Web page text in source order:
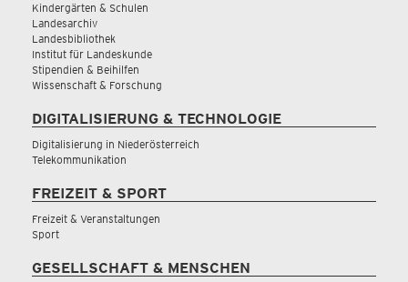
Kindergärten & Schulen
Landesarchiv
Landesbibliothek
Institut für Landeskunde
Stipendien & Beihilfen
Wissenschaft & Forschung
DIGITALISIERUNG & TECHNOLOGIE
Digitalisierung in Niederösterreich
Telekommunikation
FREIZEIT & SPORT
Freizeit & Veranstaltungen
Sport
GESELLSCHAFT & MENSCHEN